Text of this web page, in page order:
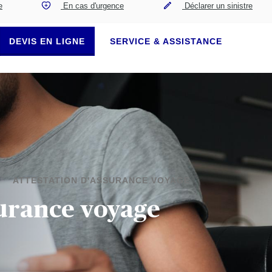
En cas d'urgence Déclarer un sinistre
DEVIS EN LIGNE SERVICE & ASSISTANCE
ATTESTATION D'ASSURANCE VOYAGE
voyage